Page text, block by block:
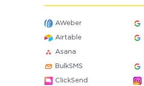
AWeber
Airtable
Asana
BulkSMS
ClickSend